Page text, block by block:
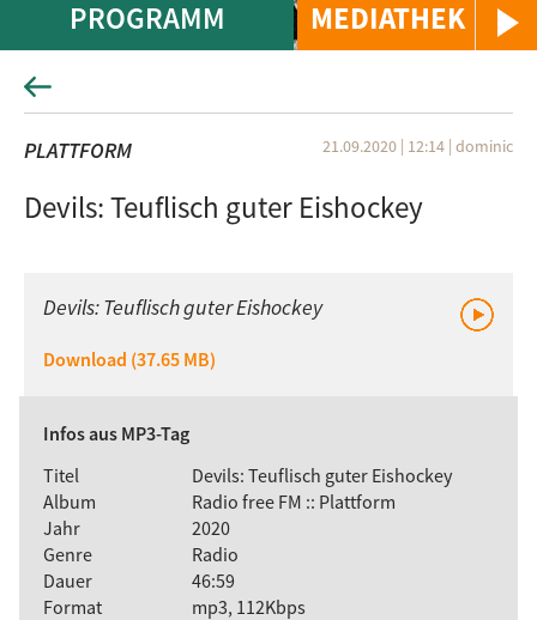
MEDIATHEK
PROGRAMM
PLATTFORM 21.09.2020 | 12:14 | dominic
Devils: Teuflisch guter Eishockey
Devils: Teuflisch guter Eishockey
Download (37.65 MB)
Infos aus MP3-Tag
Titel
Devils: Teuflisch guter Eishockey
Album
Radio free FM :: Plattform
Jahr
2020
Genre
Radio
Dauer
46:59
Format
mp3, 112Kbps